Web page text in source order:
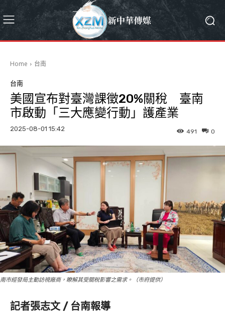
Home 台南
台南
美國宣布對臺灣課徵20%關稅 臺南
市啟動「三大應變行動」護產業
2025-08-01 15:42 0
491
南市經發局主動訪視廠商，瞭解其受關稅影響之需求。（市府提供）
記者張志文 / 台南報導